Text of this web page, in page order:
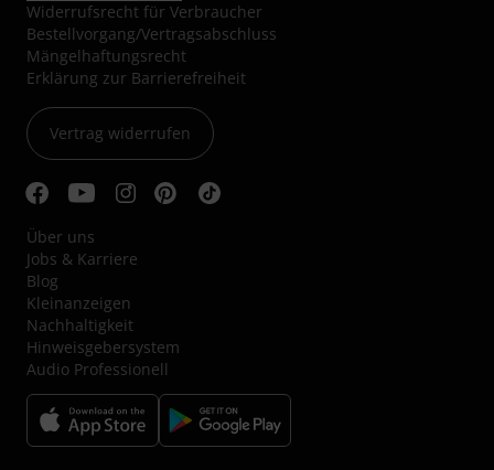
Widerrufsrecht für Verbraucher
Bestellvorgang/Vertragsabschluss
Mängelhaftungsrecht
Erklärung zur Barrierefreiheit
Vertrag widerrufen
Über uns
Jobs & Karriere
Blog
Kleinanzeigen
Nachhaltigkeit
Hinweisgebersystem
Audio Professionell